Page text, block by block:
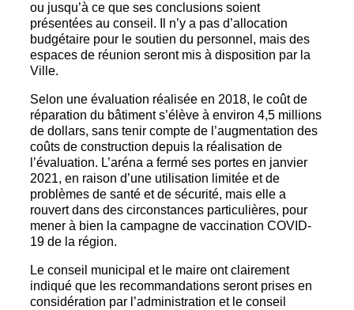
ou jusqu’à ce que ses conclusions soient
présentées au conseil. Il n’y a pas d’allocation
budgétaire pour le soutien du personnel, mais des
espaces de réunion seront mis à disposition par la
Ville.
Selon une évaluation réalisée en 2018, le coût de
réparation du bâtiment s’élève à environ 4,5 millions
de dollars, sans tenir compte de l’augmentation des
coûts de construction depuis la réalisation de
l’évaluation. L’aréna a fermé ses portes en janvier
2021, en raison d’une utilisation limitée et de
problèmes de santé et de sécurité, mais elle a
rouvert dans des circonstances particulières, pour
mener à bien la campagne de vaccination COVID-
19 de la région.
Le conseil municipal et le maire ont clairement
indiqué que les recommandations seront prises en
considération par l’administration et le conseil